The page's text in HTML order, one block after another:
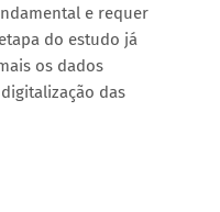
e requer
do estudo já
os dados
das